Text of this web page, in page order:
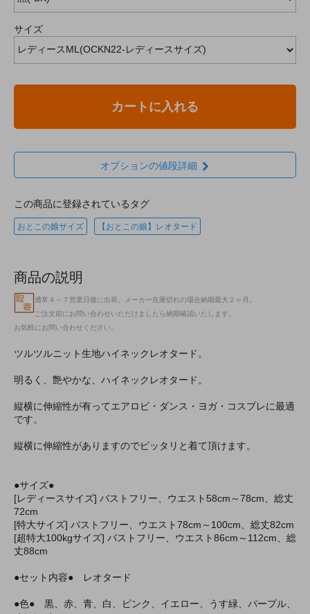
サイズ
カートに入れる
オプションの値段詳細
この商品に登録されているタグ
おとこの娘サイズ 【おとこの娘】レオタード
商品の説明
通常４～７営業日後に出荷。メーカー在庫切れの場合納期最大２ヶ月。
ご注文前にお問い合わせいただけましたら納期確認いたします。
お気軽にお問い合わせください。
ツルツルニット生地ハイネックレオタード。
明るく、艶やかな、ハイネックレオタード。
縦横に伸縮性が有ってエアロビ・ダンス・ヨガ・コスプレに最適
です。
縦横に伸縮性がありますのでピッタリと着て頂けます。
●サイズ●
[レディースサイズ] バストフリー、ウエスト58cm～78cm、総丈
72cm
[特大サイズ] バストフリー、ウエスト78cm～100cm、総丈82cm
[超特大100kgサイズ] バストフリー、ウエスト86cm～112cm、総
丈88cm
●セット内容● レオタード
●色● 黒、赤、青、白、ピンク、イエロー、うす緑、パープル、